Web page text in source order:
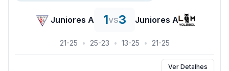
Juniores A 1vs3 Juniores A
21-25 • 25-23 • 13-25 • 21-25
Ver Detalhes